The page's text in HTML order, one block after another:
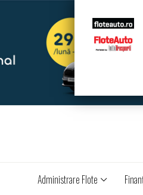
Administrare Flote